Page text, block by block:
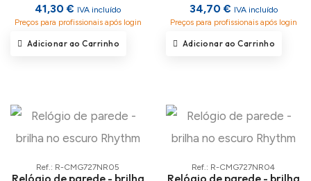
41,30 € IVA incluído
Preços para profissionais após login
Adicionar ao Carrinho
34,70 € IVA incluído
Preços para profissionais após login
Adicionar ao Carrinho
Ref.: R-CMG727NR05
Relógio de parede - brilha
Ref.: R-CMG727NR04
Relógio de parede - brilha